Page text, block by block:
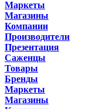
Маркеты
Магазины
Компании
Производители
Презентация
Саженцы
Товары
Бренды
Маркеты
Магазины